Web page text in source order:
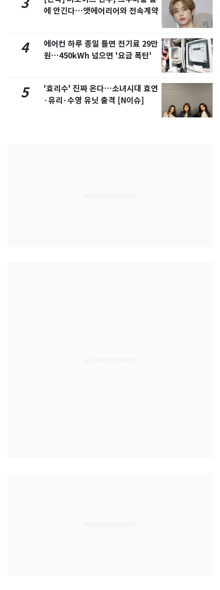
에 안긴다…앳에어리어와 전속계약
4
에어컨 하루 종일 틀면 전기료 29만
원…450kWh 넘으면 '요금 폭탄'
5
'효리수' 진짜 온다…소녀시대 효연
·유리·수영 유닛 출격 [N이슈]